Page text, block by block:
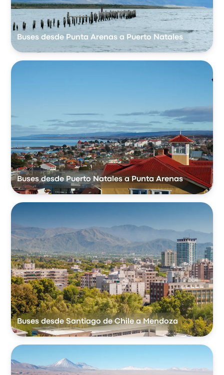
Buses desde Punta Arenas a Puerto Natales
Buses desde Puerto Natales a Punta Arenas
Buses desde Santiago de Chile a Mendoza